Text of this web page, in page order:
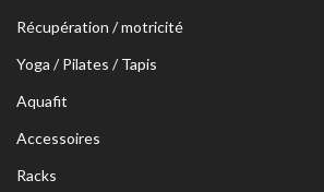
Récupération / motricité
Yoga / Pilates / Tapis
Aquafit
Accessoires
Racks